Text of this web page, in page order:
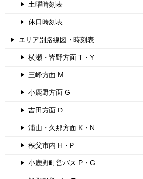
土曜時刻表
休日時刻表
エリア別路線図・時刻表
横瀬・皆野方面 T・Y
三峰方面 M
小鹿野方面 G
吉田方面 D
浦山・久那方面 K・N
秩父市内 H・P
小鹿野町営バス P・G